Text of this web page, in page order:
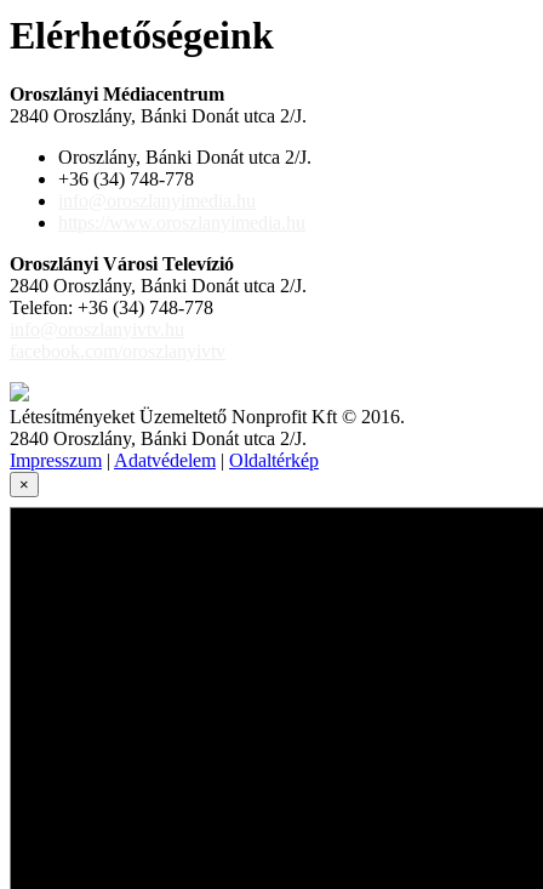
Elérhetőségeink
Oroszlányi Médiacentrum
2840 Oroszlány, Bánki Donát utca 2/J.
Oroszlány, Bánki Donát utca 2/J.
+36 (34) 748-778
Oroszlányi Városi Televízió
2840 Oroszlány, Bánki Donát utca 2/J.
Telefon: +36 (34) 748-778
Létesítményeket Üzemeltető Nonprofit Kft © 2016.
2840 Oroszlány, Bánki Donát utca 2/J.
Impresszum | Adatvédelem | Oldaltérkép
×